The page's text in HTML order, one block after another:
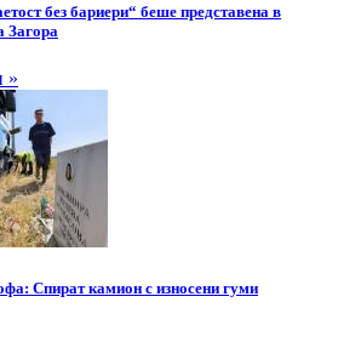
без бариери“ беше представена в
Загора
»
Спират камион с износени гуми